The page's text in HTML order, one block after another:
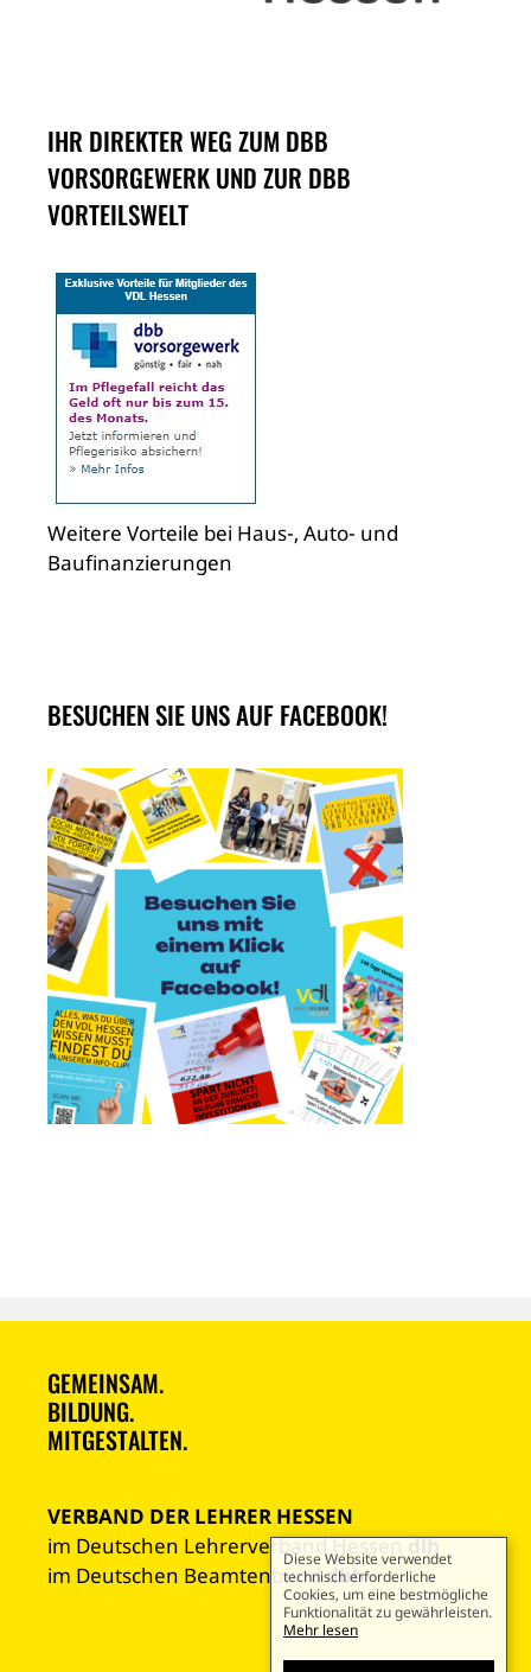
IHR DIREKTER WEG ZUM DBB
VORSORGEWERK UND ZUR DBB
VORTEILSWELT
Weitere Vorteile bei Haus-, Auto- und
Baufinanzierungen
BESUCHEN SIE UNS AUF FACEBOOK!
GEMEINSAM.
BILDUNG.
MITGESTALTEN.
VERBAND DER LEHRER HESSEN
im Deutschen Lehrerverband Hessendlh
im Deutschen Beamtenbunddbb
Diese Website verwendet
technisch erforderliche
Cookies, um eine bestmögliche
Funktionalität zu gewährleisten.
Mehr lesen